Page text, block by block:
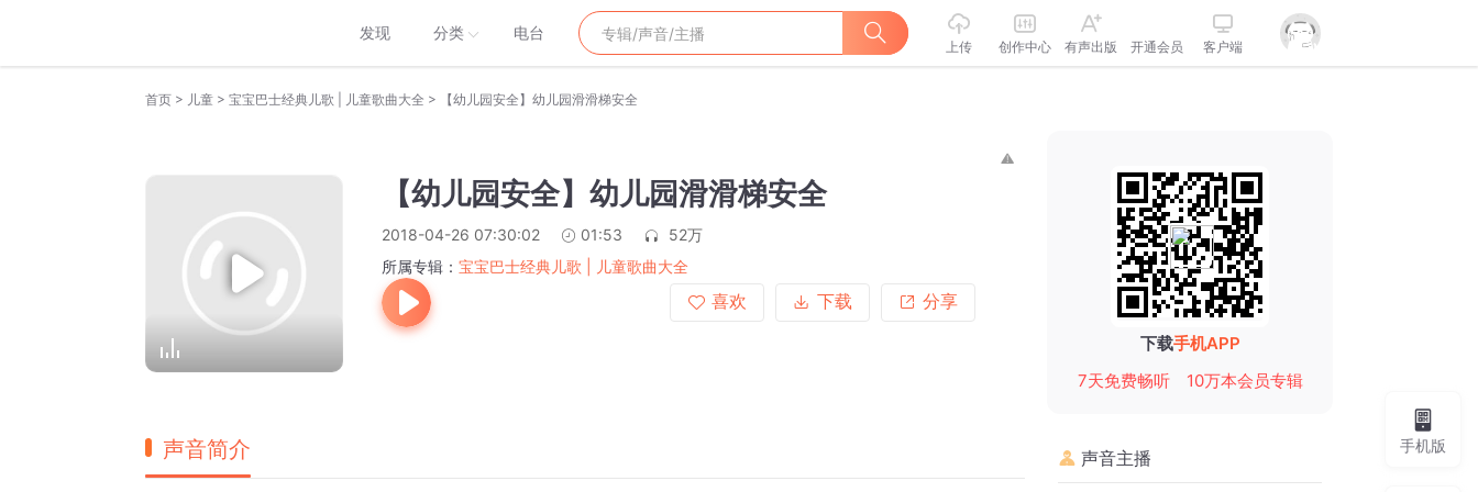
发现 分类 电台
上传 创作中心 有声出版 开通会员 客户端
首页 > 儿童 > 宝宝巴士经典儿歌 | 儿童歌曲大全 > 【幼儿园安全】幼儿园滑滑梯安全
【幼儿园安全】幼儿园滑滑梯安全
2018-04-26 07:30:02 01:53
52万
所属专辑： 宝宝巴士经典儿歌 | 儿童歌曲大全
喜欢
下载 分享
声音简介
下载手机APP
7天免费畅听
10万本会员专辑
声音主播
手机版